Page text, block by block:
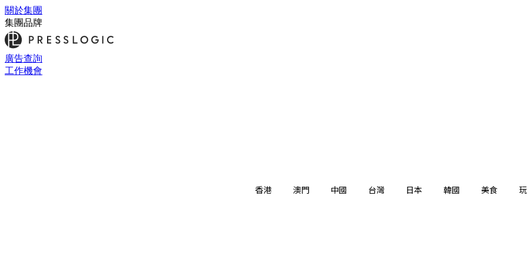
關於集團
集團品牌
廣告查詢
工作機會
香港 澳門 中國 台灣 日本 韓國 美食